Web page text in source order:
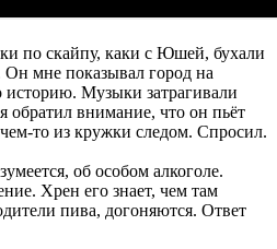
по скайпу, каки с Юшей, бухали
Он мне показывал город на
историю. Музыки затрагивали
внимание, что он пьёт
то из кружки следом. Спросил.
об особом алкоголе.
Хрен его знает, чем там
пива, догоняются. Ответ